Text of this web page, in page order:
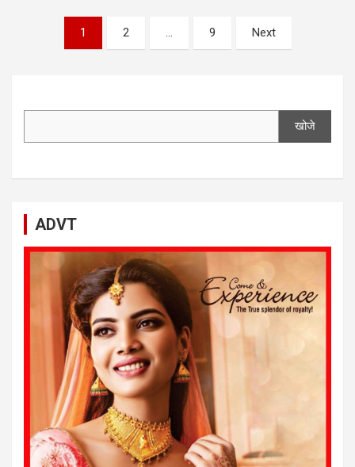
navigation
1 2 … 9 Next
खोजे
ADVT